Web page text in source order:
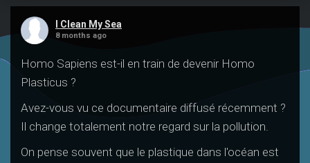
I Clean My Sea
8 months ago
Homo Sapiens est-il en train de devenir Homo
Plasticus ?
Avez-vous vu ce documentaire diffusé récemment ?
Il change totalement notre regard sur la pollution.
On pense souvent que le plastique dans l'océan est